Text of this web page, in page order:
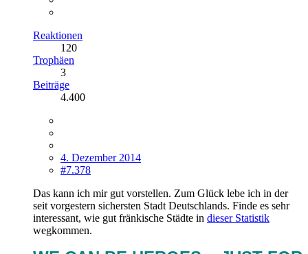
Reaktionen
120
Trophäen
3
Beiträge
4.400
4. Dezember 2014
#7.378
Das kann ich mir gut vorstellen. Zum Glück lebe ich in der
seit vorgestern sichersten Stadt Deutschlands. Finde es sehr
interessant, wie gut fränkische Städte in dieser Statistik
wegkommen.